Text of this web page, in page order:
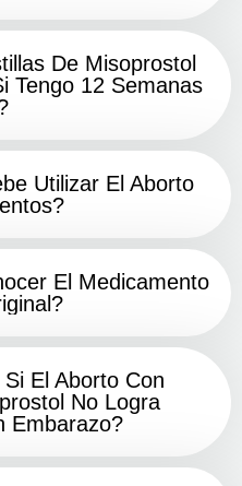
De Misoprostol
Tengo 12 Semanas
Utilizar El Aborto
El Medicamento
El Aborto Con
No Logra
Embarazo?